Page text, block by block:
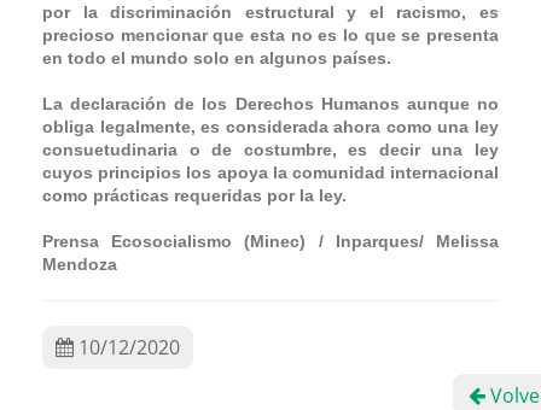
por la discriminación estructural y el racismo, es
precioso mencionar que esta no es lo que se presenta
en todo el mundo solo en algunos países.
La declaración de los Derechos Humanos aunque no
obliga legalmente, es considerada ahora como una ley
consuetudinaria o de costumbre, es decir una ley
cuyos principios los apoya la comunidad internacional
como prácticas requeridas por la ley.
Prensa Ecosocialismo (Minec) / Inparques/ Melissa
Mendoza
10/12/2020